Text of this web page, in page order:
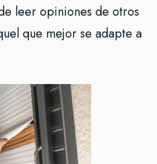
leer opiniones de otros
que mejor se adapte a